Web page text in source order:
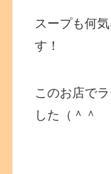
スープも何
す！
このお店で
した（＾＾